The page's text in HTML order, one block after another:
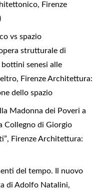
, Firenze
vs spazio
strutturale di
senesi alle
, Firenze Architettura:
dello spazio
Madonna dei Poveri a
Collegno di Giorgio
, Firenze Architettura:
del tempo. Il nuovo
di Adolfo Natalini,